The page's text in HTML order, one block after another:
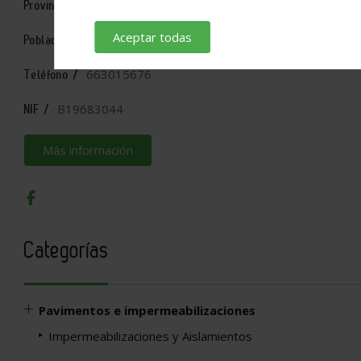
Provincia /
Población / GUADIX
Teléfono / 663015676
NIF / B19683044
Más información
Categorías
Pavimentos e impermeabilizaciones
Impermeabilizaciones y Aislamientos
Aceptar todas